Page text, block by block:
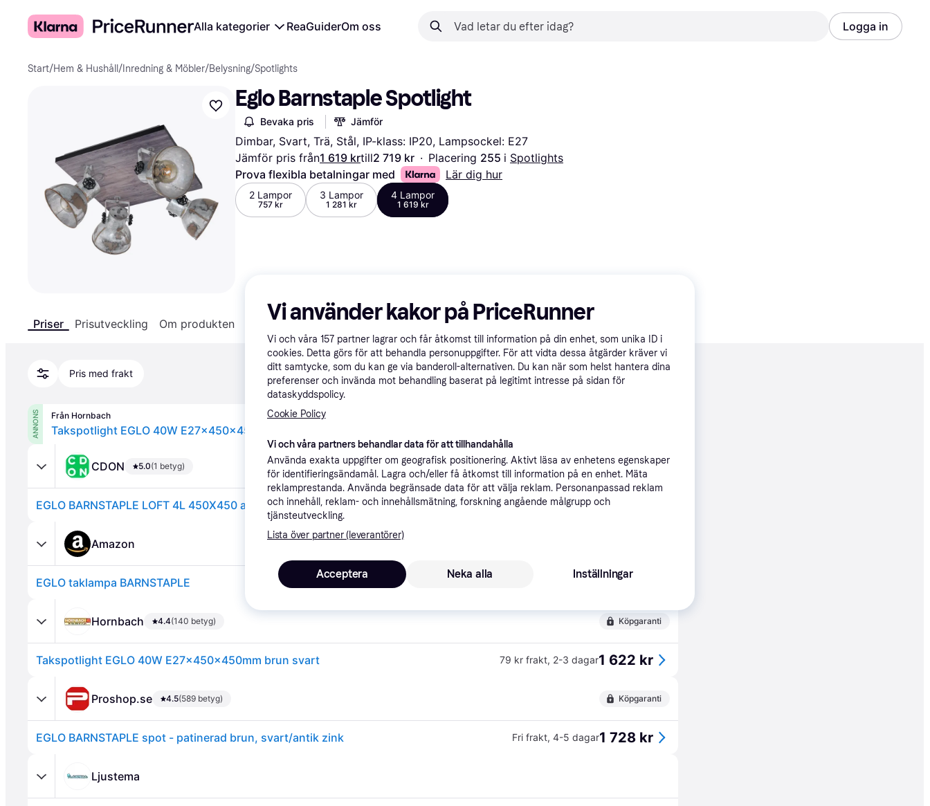
Alla kategorier ReaGuiderOm oss Logga in
Start/Hem & Hushåll / Inredning & Möbler/Belysning/Spotlights
Eglo Barnstaple Spotlight
Bevaka pris Jämför
Dimbar, Svart, Trä, Stål, IP-klass: IP20, Lampsockel: E27
Jämför pris från1 619 krtill2 719 kr · Placering 255 i Spotlights
Prova flexibla betalningar med
Lär dig hur
2 Lampor
757 kr
3 Lampor
1 281 kr
4 Lampor
1 619 kr
Priser Prisutveckling Om produkten Specifikationer
Pris med frakt Rekommenderad
ANNONS Från Hornbach
Takspotlight EGLO 40W E27x450x450mm brun svart
CDON 5.0(1 betyg)
EGLO BARNSTAPLE LOFT 4L 450X450 antikbrun Lägst pris·Fri frakt,Idag1 619 kr
Amazon
EGLO taklampa BARNSTAPLE 1 638 kr
Hornbach 4.4(140 betyg) Köpgaranti
Takspotlight EGLO 40W E27x450x450mm brun svart 79 kr frakt, 2-3 dagar1 622 kr
Proshop.se 4.5(589 betyg) Köpgaranti
EGLO BARNSTAPLE spot - patinerad brun, svart/antik zink Fri frakt, 4-5 dagar1 728 kr
Ljustema
Vi använder kakor på PriceRunner
Vi och våra 157 partner lagrar och får åtkomst till information på din enhet, som unika ID i
cookies. Detta görs för att behandla personuppgifter. För att vidta dessa åtgärder kräver vi
ditt samtycke, som du kan ge via banderoll-alternativen. Du kan när som helst hantera dina
preferenser och invända mot behandling baserat på legitimt intresse på sidan för
dataskyddspolicy.
Cookie Policy
Vi och våra partners behandlar data för att tillhandahålla
Använda exakta uppgifter om geografisk positionering. Aktivt läsa av enhetens egenskaper
för identifieringsändamål. Lagra och/eller få åtkomst till information på en enhet. Mäta
reklamprestanda. Använda begränsade data för att välja reklam. Personanpassad reklam
och innehåll, reklam- och innehållsmätning, forskning angående målgrupp och
tjänsteutveckling.
Lista över partner (leverantörer)
Neka alla
Acceptera Inställningar